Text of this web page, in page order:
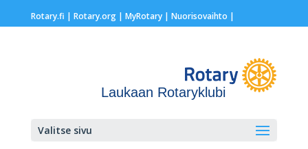
Rotary.fi | Rotary.org| MyRotary | Nuorisovaihto |
Laukaan Rotaryklubi
Valitse sivu